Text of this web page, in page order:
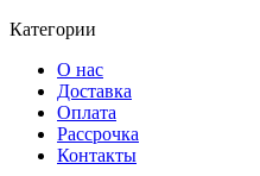
Категории
О нас
Доставка
Оплата
Рассрочка
Контакты